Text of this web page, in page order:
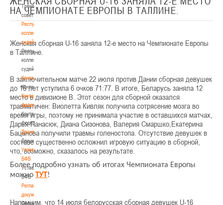
Тренерский
совет
Республиканская
коллегия
судей
Республиканская
коллегия
судей
Контакты
Контакты
Контакты
федерации
Контакты
федерации
Документы
Документы
Устав
БФБ
Устав
БФБ
Регламентирующие
документы
Регламентирующие
НА ЧЕМПИОНАТЕ ЕВРОПЫ В ТАЛЛИНЕ.
Женская сборная U-16 заняла 12-е место на Чемпионате Европы
в Таллине.
В заключительном матче 22 июля против Дании сборная девушек
до 16 лет уступила 6 очков 71:77. В итоге, Беларусь заняла 12
место в дивизионе В. Этот сезон для сборной оказался
травматичен: Виолетта Кивляк получила сотрясение мозга во
время игры, поэтому не принимала участие в оставшихся матчах,
Дарья Панасюк, Диана Сизонова, Валерия Смаршко,Екатерина
Бацанова получили травмы голеностопа. Отсутствие девушек в
составе существенно осложнил игровую ситуацию в сборной,
что, возможно, сказалось на результате.
Более подробно узнать об итогах Чемпионата Европы
можно ТУТ!
Напомним, что 14 июля белорусская сборная девушек U-16